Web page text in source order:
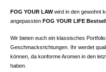
FOG YOUR LAWwird in den gewohnt
angepassten FOG YOUR LIFE
Wir bieten euch ein klassisches
Geschmacksrichtungen. Ihr werdet
können, da konforme Aromen in den
haben.